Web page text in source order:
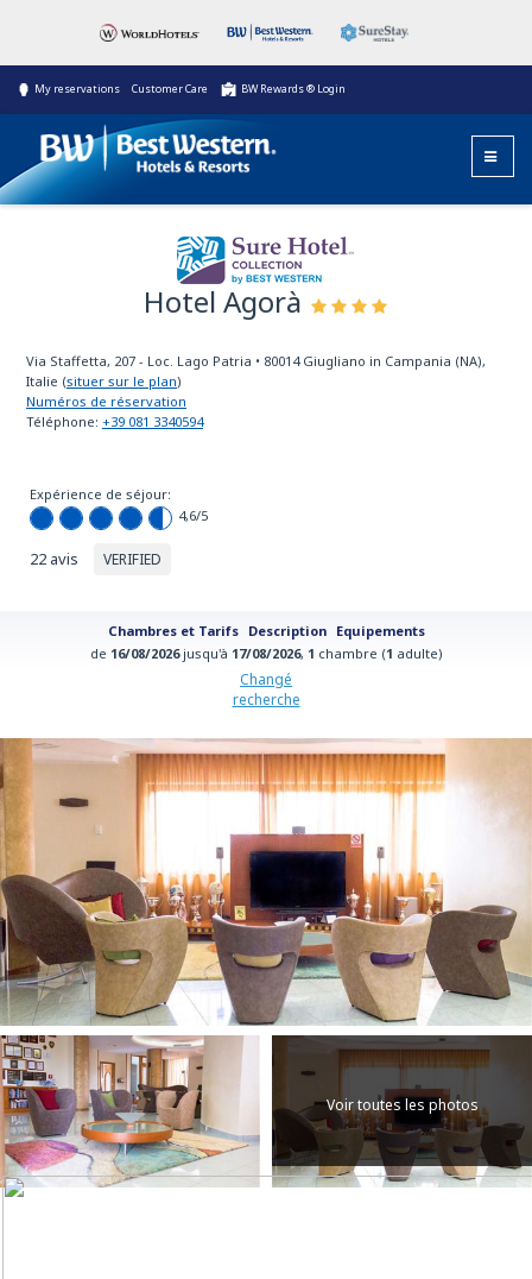
My reservations Customer Care BW Rewards ® Login
Sure Hotel
Hotel Agorà
Via Staffetta, 207 - Loc. Lago Patria • 80014 Giugliano in Campania (NA),
Italie (situer sur le plan)
Numéros de réservation
Téléphone: +39 081 3340594
Expérience de séjour:
4,6/5
22 avis VERIFIED
Chambres et Tarifs Description
Equipements
de 16/08/2026jusqu'à 17/08/2026, 1 chambre (1 adulte)
Changé
recherche
Voir toutes les photos